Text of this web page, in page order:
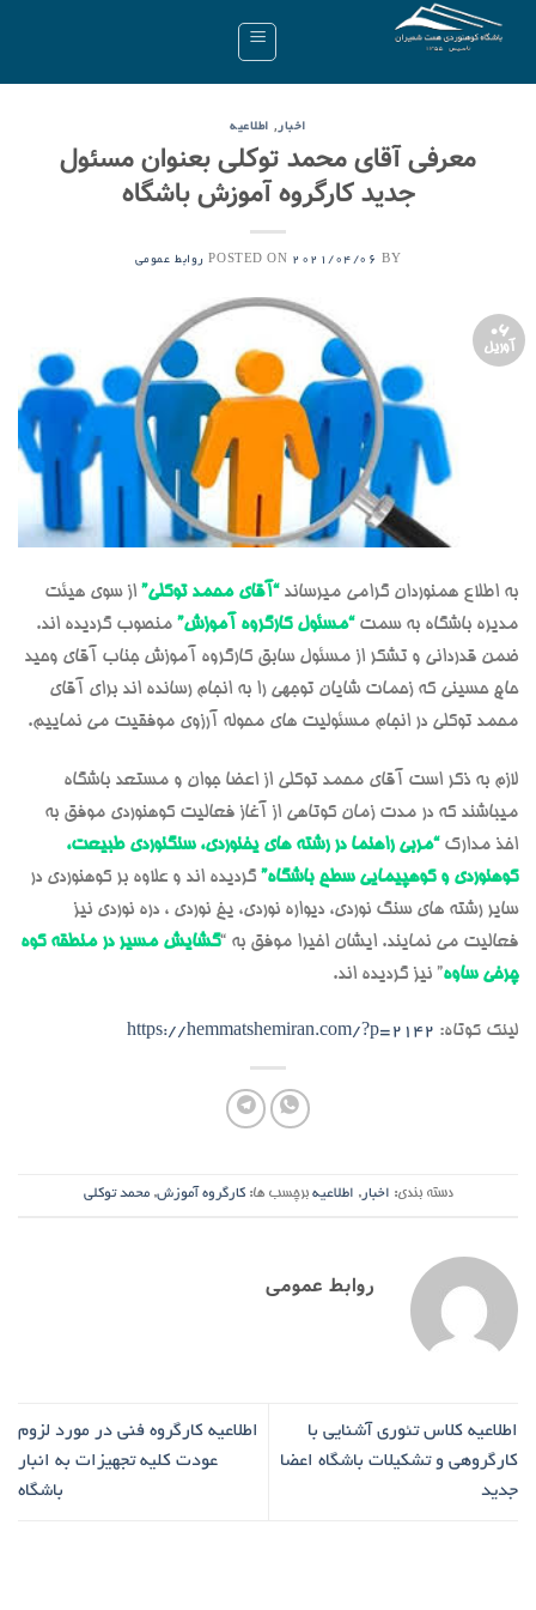
اخبار, اطلاعیه
معرفی آقای محمد توکلی بعنوان مسئول
جدید کارگروه آموزش باشگاه
POSTED ON 2021/04/06 BY روابط عمومی
06
آوریل
به اطلاع همنوردان گرامی میرساند“آقای محمد توکلی” از سوی هیئت
مدیره باشگاه به سمت“مسئول کارگروه آموزش” منصوب گردیده اند.
ضمن قدردانی و تشکر از مسئول سابق کارگروه آموزش جناب آقای وحید
حاج حسینی که زحمات شایان توجهی را به انجام رسانده اند برای آقای
محمد توکلی در انجام مسئولیت های محوله آرزوی موفقیت می نماییم.
لازم به ذکر است آقای محمد توکلی از اعضا جوان و مستعد باشگاه
میباشند که در مدت زمان کوتاهی از آغاز فعالیت کوهنوردی موفق به
اخذ مدارک“مربی راهنما در رشته های یخنوردی، سنگنوردی طبیعت،
کوهنوردی و کوهپیمایی سطح باشگاه” گردیده اند و علاوه بر کوهنوردی در
سایر رشته های سنگ نوردی، دیواره نوردی، یخ نوردی ، دره نوردی نیز
فعالیت می نمایند. ایشان اخیرا موفق به “گشایش مسیر در منطقه کوه
چرخی ساوه” نیز گردیده اند.
لینک کوتاه: https://hemmatshemiran.com/?p=2142
دسته بندی: اخبار, اطلاعیه برچسب ها:کارگروه آموزش,محمد توکلی
روابط عمومی
اطلاعیه کلاس تئوری آشنایی با
کارگروهی و تشکیلات باشگاه اعضا
جدید
اطلاعیه کارگروه فنی در مورد لزوم
عودت کلیه تجهیزات به انبار
باشگاه